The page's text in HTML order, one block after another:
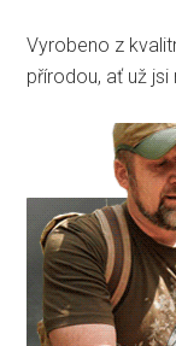
Vyrobeno z
přírodou, ať už